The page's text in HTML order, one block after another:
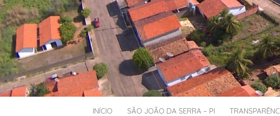
INÍCIO SÃO JOÃO DA SERRA – PI